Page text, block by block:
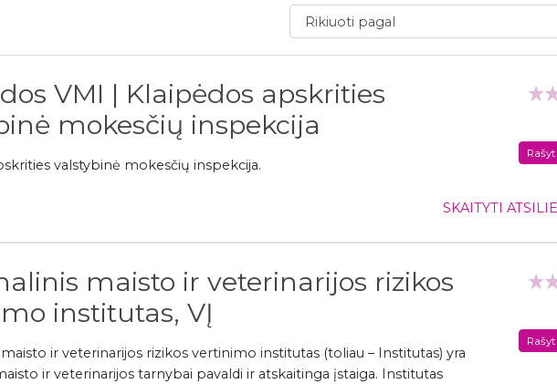
Rikiuoti pagal
VMI | Klaipėdos apskrities
mokesčių inspekcija
valstybinė mokesčių inspekcija.
SKAITYTI
maisto ir veterinarijos rizikos
institutas, VĮ
ir veterinarijos rizikos vertinimo institutas (toliau – Institutas) yra
ir veterinarijos tarnybai pavaldi ir atskaitinga įstaiga. Institutas